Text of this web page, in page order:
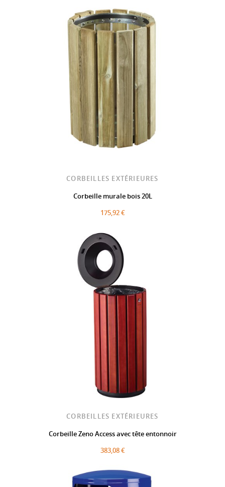
CORBEILLES EXTÉRIEURES
Corbeille murale bois 20L
175,92 €
CORBEILLES EXTÉRIEURES
Corbeille Zeno Access avec tête entonnoir
383,08 €